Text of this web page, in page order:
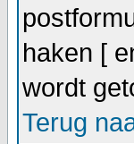
haken [
wordt
Terug